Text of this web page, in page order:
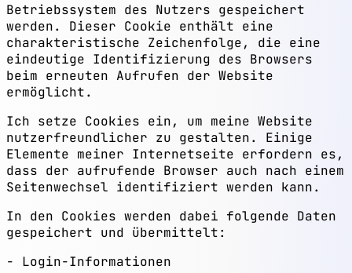
Betriebssystem des Nutzers gespeichert
werden. Dieser Cookie enthält eine
charakteristische Zeichenfolge, die eine
eindeutige Identifizierung des Browsers
beim erneuten Aufrufen der Website
ermöglicht.
Ich setze Cookies ein, um meine Website
nutzerfreundlicher zu gestalten. Einige
Elemente meiner Internetseite erfordern es,
dass der aufrufende Browser auch nach einem
Seitenwechsel identifiziert werden kann.
In den Cookies werden dabei folgende Daten
gespeichert und übermittelt:
Login-Informationen